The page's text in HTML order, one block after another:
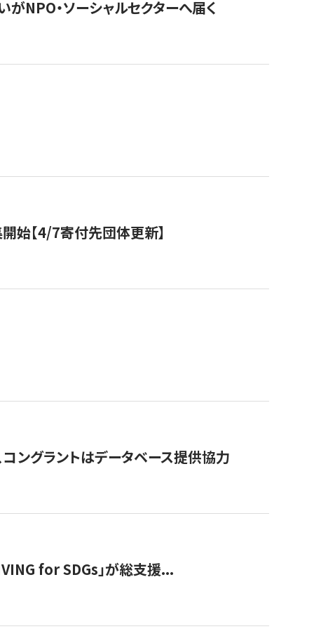
NPO・ソーシャルセクターへ届く
始【4/7寄付先団体更新】
ングラントはデータベース提供協力
for SDGs」が総支援...